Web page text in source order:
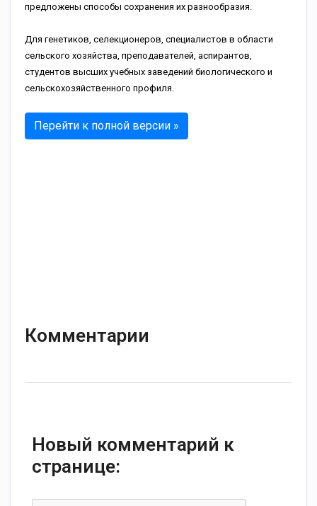
предложены способы сохранения их разнообразия.
Для генетиков, селекционеров, специалистов в области
сельского хозяйства, преподавателей, аспирантов,
студентов высших учебных заведений биологического и
сельскохозяйственного профиля.
Перейти к полной версии »
Комментарии
Новый комментарий к
странице: